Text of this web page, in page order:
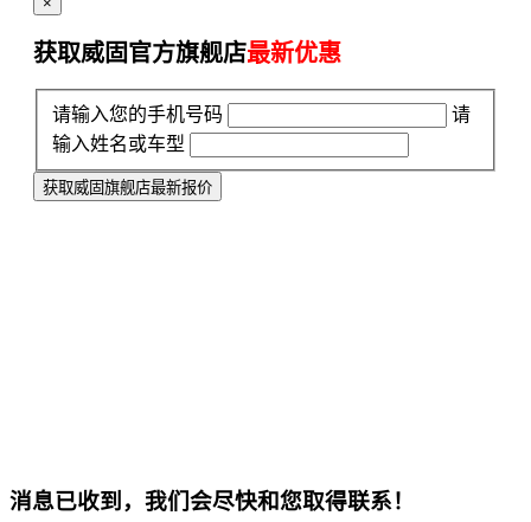
获取威固官方旗舰店最新优惠
请输入您的手机号码
请
输入姓名或车型
获取威固旗舰店最新报价
消息已收到，我们会尽快和您取得联系！